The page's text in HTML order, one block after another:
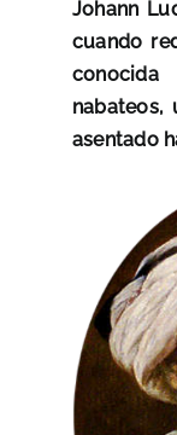
Johann
cuando
nabateos,
asentado